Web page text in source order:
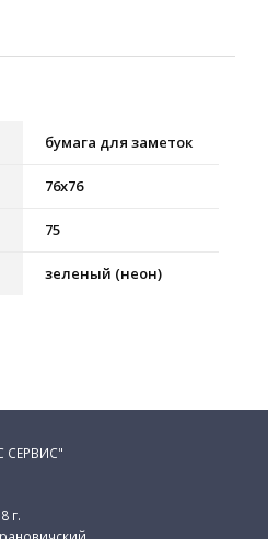
бумага для заметок
76х76
75
зеленый (неон)
СЕРВИС"
г.